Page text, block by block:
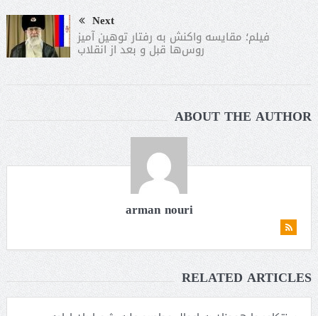
Next
فیلم؛ مقایسه واکنش به رفتار توهین آمیز
روس‌ها قبل و بعد از انقلاب
ABOUT THE AUTHOR
arman nouri
RELATED ARTICLES